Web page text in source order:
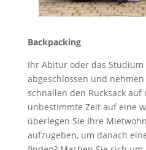
Backpacking
Ihr Abitur oder das Studium
abgeschlossen und
schnallen den Rucksack
unbestimmte Zeit auf eine
überlegen Sie Ihre
aufzugeben, um danach